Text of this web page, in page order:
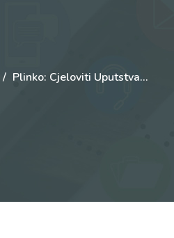
Plinko: Cjeloviti Uputstva…